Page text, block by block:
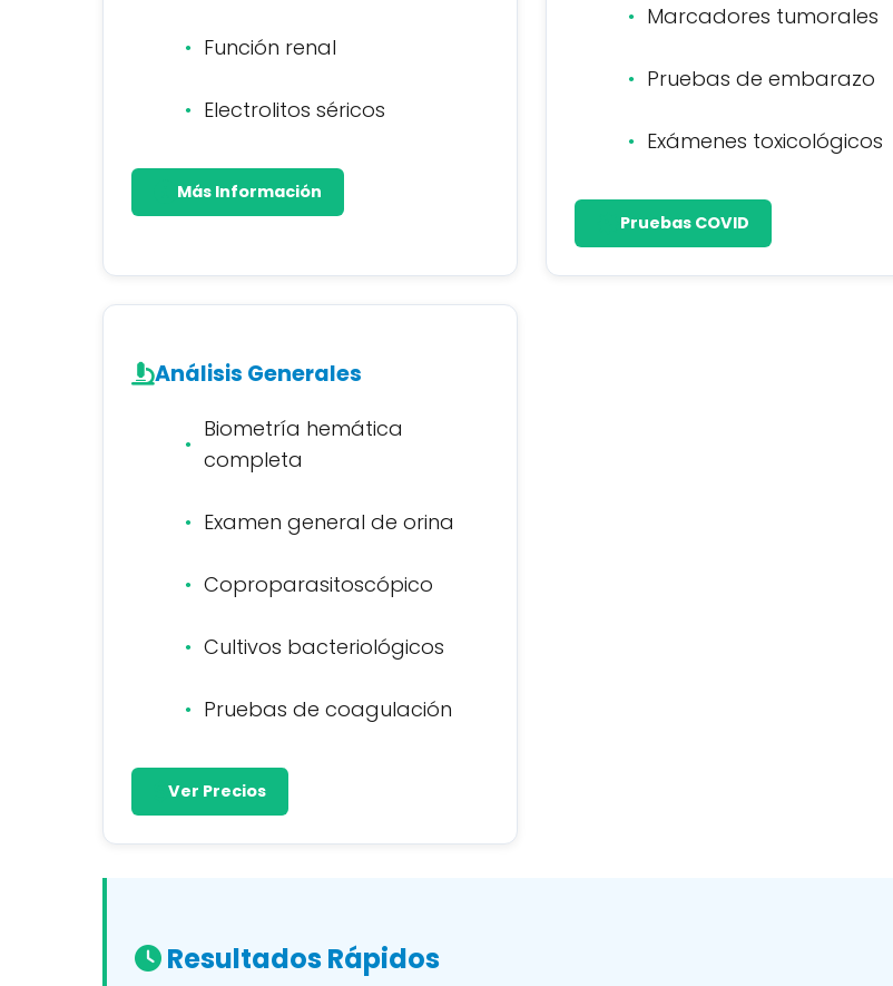
Función renal
Electrolitos séricos
Más Información
Marcadores tumorales
Pruebas de embarazo
Exámenes toxicológicos
Pruebas COVID
Análisis Generales
Biometría hemática
completa
Examen general de orina
Coproparasitoscópico
Cultivos bacteriológicos
Pruebas de coagulación
Ver Precios
Resultados Rápidos